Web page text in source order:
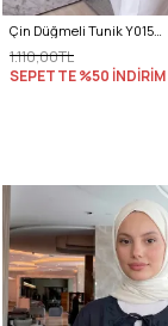
Çin Düğmeli Tunik Y0158 - ÇAĞLA YEŞİLİ
1.110,00TL
SEPETTE %50 İNDİRİM